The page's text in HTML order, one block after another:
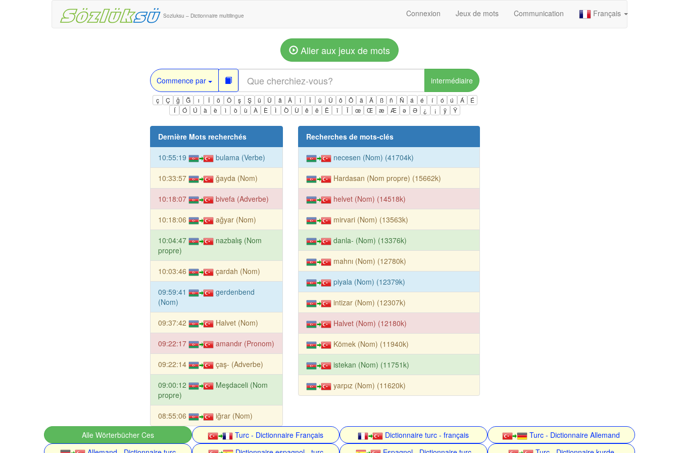
Sozluksu – Dictionnaire multilingue Connexion Jeux de mots Communication Français
Aller aux jeux de mots
Commence par intermédiaire
ç Ç ğ Ğ ı İ ö Ö ş Ş ü Ü â Â î Î û Û ô Ô ä Ä ß ñ Ñ á é í ó ú Á
É
Í
Ó Ú à è ì ò ù À È Ì Ò Ù ê ë Ë ï Ï œ Œ æ Æ ə Ə ¿ ¡ ÿ Ÿ
Dernière Mots recherchés
10:55:19 bulama (Verbe)
10:33:57 ğayda (Nom)
10:18:07 bivefa (Adverbe)
10:18:06 ağyar (Nom)
10:04:47
nazbalış (Nom
propre)
10:03:46 çardah (Nom)
09:59:41
gerdenbend
(Nom)
09:37:42 Halvet (Nom)
09:22:17 amandır (Pronom)
09:22:14 çaş- (Adverbe)
09:00:12
Meşdaceli (Nom
propre)
08:55:06 iğrar (Nom)
Recherches de mots-clés
necesen (Nom) (41704k)
Hardasan (Nom propre) (15662k)
helvet (Nom) (14518k)
mirvari (Nom) (13563k)
danla- (Nom) (13376k)
mahnı (Nom) (12780k)
piyala (Nom) (12379k)
intizar (Nom) (12307k)
Halvet (Nom) (12180k)
Kömek (Nom) (11940k)
istekan (Nom) (11751k)
yarpız (Nom) (11620k)
Alle Wörterbücher Ces Turc - Dictionnaire Français Dictionnaire turc - français
Turc - Dictionnaire Allemand